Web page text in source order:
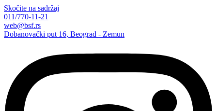
Skočite na sadržaj
011/770-11-21
web@bsf.rs
Dobanovački put 16, Beograd - Zemun